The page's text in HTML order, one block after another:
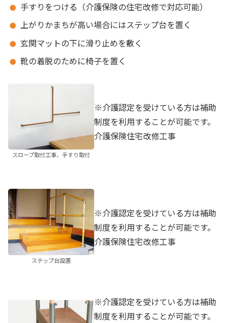
手すりをつける（介護保険の住宅改修で対応可能）
上がりかまちが高い場合にはステップ台を置く
玄関マットの下に滑り止めを敷く
靴の着脱のために椅子を置く
スロープ取付工事、手すり取付
※介護認定を受けている方は補助
制度を利用することが可能です。
介護保険住宅改修工事
ステップ台設置
※介護認定を受けている方は補助
制度を利用することが可能です。
介護保険住宅改修工事
※介護認定を受けている方は補助
制度を利用することが可能です。